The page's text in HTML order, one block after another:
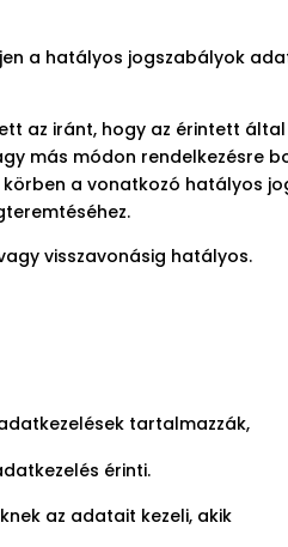
a hatályos jogszabályok
az iránt, hogy az érintett
más módon rendelkezésre
a vonatkozó hatályos
visszavonásig hatályos.
tartalmazzák,
érinti.
az adatait kezeli, akik